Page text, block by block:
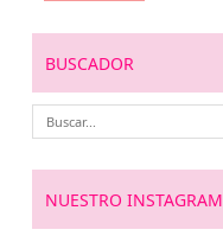
BUSCADOR
NUESTRO INSTAGRAM